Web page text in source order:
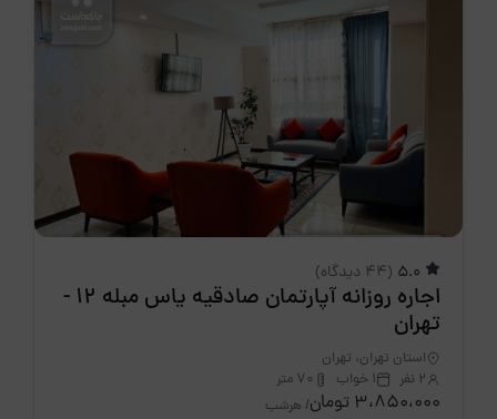
(44 دیدگاه)
اجاره روزانه آپارتمان صادقیه یاس مبله 12 -
تهران
استان تهران، تهران
2 نفر
1 خواب 70 متر
3،850،000 تومان / هرشب